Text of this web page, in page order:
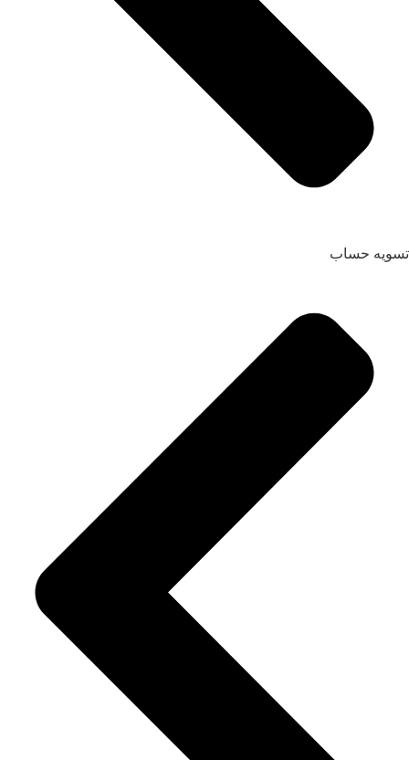
تسویه حساب